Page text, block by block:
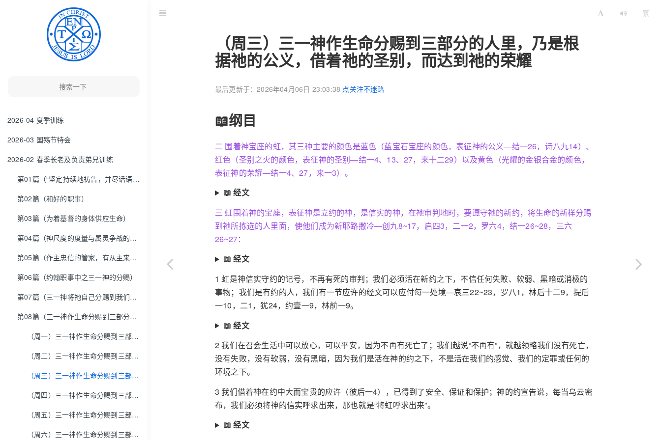
2026-04 夏季训练
2026-03 国殇节特会
2026-02 春季长老及负责弟兄训练
第01篇（“坚定持续地祷告，并尽话语的职事”）
第02篇（和好的职事）
第03篇（为着基督的身体供应生命）
第04篇（神尺度的度量与属灵争战的职事）
第05篇（作主忠信的管家，有从主来的负担供应话语，并彼此同心合意配搭，好与主合作以完成祂的经纶）
第06篇（约翰职事中之三一神的分赐）
第07篇（三一神将祂自己分赐到我们里面的永远福分，为作我们的享受并完成祂的经纶）
第08篇（三一神作生命分赐到三部分的人里，乃是根据祂的公义，借着祂的圣别，而达到祂的荣耀）
（周一）三一神作生命分赐到三部分的人里，乃是根据祂的公义，借着祂的圣别，而达到祂的荣耀
（周二）三一神作生命分赐到三部分的人里，乃是根据祂的公义，借着祂的圣别，而达到祂的荣耀
（周三）三一神作生命分赐到三部分的人里，乃是根据祂的公义，借着祂的圣别，而达到祂的荣耀
（周四）三一神作生命分赐到三部分的人里，乃是根据祂的公义，借着祂的圣别，而达到祂的荣耀
（周五）三一神作生命分赐到三部分的人里，乃是根据祂的公义，借着祂的圣别，而达到祂的荣耀
（周六）三一神作生命分赐到三部分的人里，乃是根据祂的公义，借着祂的圣别，而达到祂的荣耀
繁
（周三）三一神作生命分赐到三部分的人里，乃是根
据祂的公义，借着祂的圣别，而达到祂的荣耀
最后更新于：2026年04月06日 23:03:38 点关注不迷路
📖纲目
二 围着神宝座的虹，其三种主要的颜色是蓝色（蓝宝石宝座的颜色，表征神的公义—结一26，诗八九14）、
红色（圣别之火的颜色，表征神的圣别—结一4、13、27，来十二29）以及黄色（光耀的金银合金的颜色，
表征神的荣耀—结一4、27，来一3）。
📖 经文
三 虹围着神的宝座，表征神是立约的神，是信实的神，在祂审判地时，要遵守祂的新约，将生命的新样分赐
到祂所拣选的人里面，使他们成为新耶路撒冷—创九8~17，启四3，二一2，罗六4，结一26~28，三六
26~27：
📖 经文
1 虹是神信实守约的记号，不再有死的审判；我们必须活在新约之下，不信任何失败、软弱、黑暗或消极的
事物；我们是有约的人，我们有一节应许的经文可以应付每一处境—哀三22~23，罗八1，林后十二9，提后
一10，二1，犹24，约壹一9，林前一9。
📖 经文
2 我们在召会生活中可以放心，可以平安，因为不再有死亡了；我们越说“不再有”，就越领略我们没有死亡，
没有失败，没有软弱，没有黑暗，因为我们是活在神的约之下，不是活在我们的感觉、我们的定罪或任何的
环境之下。
3 我们借着神在约中大而宝贵的应许（彼后一4），已得到了安全、保证和保护；神的约宣告说，每当乌云密
布，我们必须将神的信实呼求出来，那也就是“将虹呼求出来”。
📖 经文